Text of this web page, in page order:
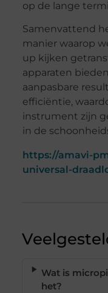
op de lange
Samenvattend
manier waarop
up kijken
apparaten
aanpasbare
efficiëntie,
instrument zijn
in de
https://amavi-
universal-
Wat is
het?